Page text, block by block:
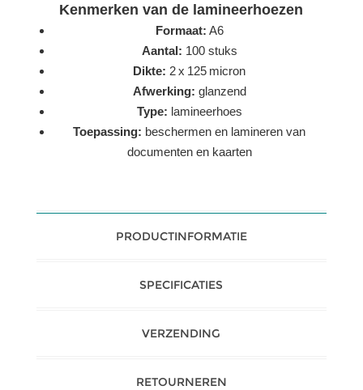
Kenmerken van de lamineerhoezen
Formaat: A6
Aantal: 100 stuks
Dikte: 2 x 125 micron
Afwerking: glanzend
Type: lamineerhoes
Toepassing: beschermen en lamineren van
documenten en kaarten
PRODUCTINFORMATIE
SPECIFICATIES
VERZENDING
RETOURNEREN